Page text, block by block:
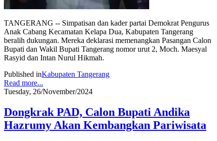
TANGERANG -- Simpatisan dan kader partai Demokrat Pengurus
Anak Cabang Kecamatan Kelapa Dua, Kabupaten Tangerang
beralih dukungan. Mereka deklarasi memenangkan Pasangan Calon
Bupati dan Wakil Bupati Tangerang nomor urut 2, Moch. Maesyal
Rasyid dan Intan Nurul Hikmah.
Published inKabupaten Tangerang
Read more...
Tuesday, 26/November/2024
Dongkrak PAD, Calon Bupati Andika
Hazrumy Akan Kembangkan Pariwisata